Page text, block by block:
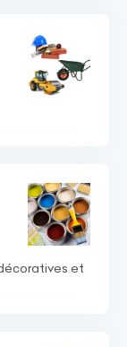
et